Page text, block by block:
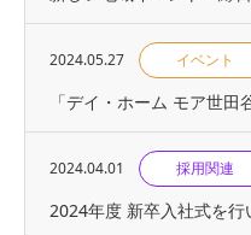
2024.05.27 イベント
「デイ・ホーム モア世
2024.04.01 採用関連
2024年度 新卒入社式を行